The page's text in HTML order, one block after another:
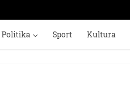
Politika Sport Kultura